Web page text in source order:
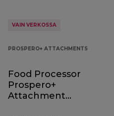
VAIN VERKOSSA
PROSPERO+ ATTACHMENTS
Food Processor
Prospero+
Attachment